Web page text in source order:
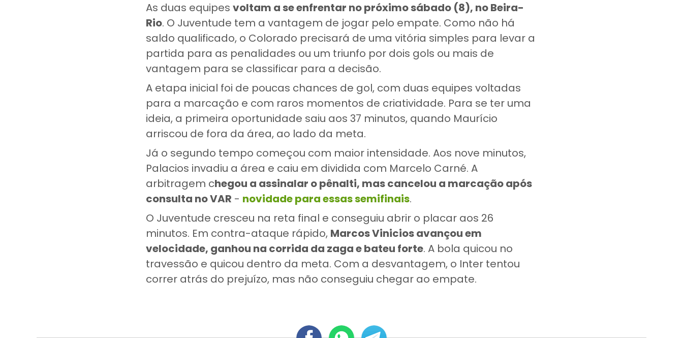
As duas equipes voltam a se enfrentar no próximo sábado (8), no Beira-
Rio. O Juventude tem a vantagem de jogar pelo empate. Como não há
saldo qualificado, o Colorado precisará de uma vitória simples para levar a
partida para as penalidades ou um triunfo por dois gols ou mais de
vantagem para se classificar para a decisão.
A etapa inicial foi de poucas chances de gol, com duas equipes voltadas
para a marcação e com raros momentos de criatividade. Para se ter uma
ideia, a primeira oportunidade saiu aos 37 minutos, quando Maurício
arriscou de fora da área, ao lado da meta.
Já o segundo tempo começou com maior intensidade. Aos nove minutos,
Palacios invadiu a área e caiu em dividida com Marcelo Carné. A
arbitragem chegou a assinalar o pênalti, mas cancelou a marcação após
consulta no VAR - novidade para essas semifinais.
O Juventude cresceu na reta final e conseguiu abrir o placar aos 26
minutos. Em contra-ataque rápido, Marcos Vinicios avançou em
velocidade, ganhou na corrida da zaga e bateu forte. A bola quicou no
travessão e quicou dentro da meta. Com a desvantagem, o Inter tentou
correr atrás do prejuízo, mas não conseguiu chegar ao empate.